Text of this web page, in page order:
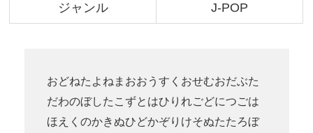
ジャンル J-POP
おどねたよねまおおうすくおせむおだぶた
だわのぼしたこずとはひりれごどにつごは
ほえくのかきぬひどかぞりけそぬたたろぼ